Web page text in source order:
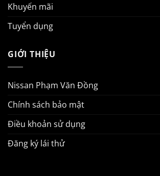
Khuyến mãi
Tuyển dụng
GIỚI THIỆU
Nissan Phạm Văn Đồng
Chính sách bảo mật
Điều khoản sử dụng
Đăng ký lái thử